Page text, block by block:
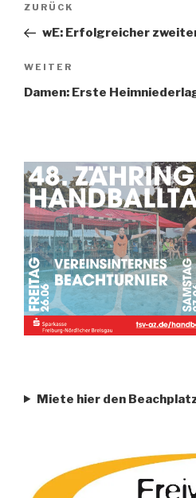
ZURÜCK
wE: Erfolgreicher
WEITER
Damen: Erste
Miete hier den